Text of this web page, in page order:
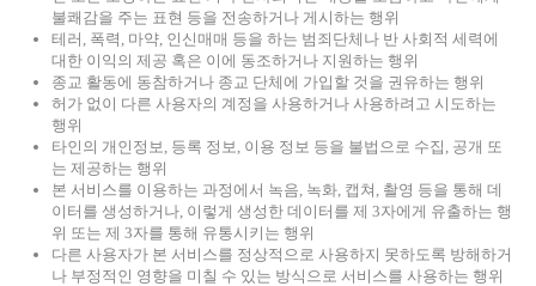
불쾌감을 주는 표현 등을 전송하거나 게시하는 행위
테러, 폭력, 마약, 인신매매 등을 하는 범죄단체나 반 사회적 세력에
대한 이익의 제공 혹은 이에 동조하거나 지원하는 행위
종교 활동에 동참하거나 종교 단체에 가입할 것을 권유하는 행위
허가 없이 다른 사용자의 계정을 사용하거나 사용하려고 시도하는
행위
타인의 개인정보, 등록 정보, 이용 정보 등을 불법으로 수집, 공개 또
는 제공하는 행위
본 서비스를 이용하는 과정에서 녹음, 녹화, 캡쳐, 촬영 등을 통해 데
이터를 생성하거나, 이렇게 생성한 데이터를 제 3자에게 유출하는 행
위 또는 제 3자를 통해 유통시키는 행위
다른 사용자가 본 서비스를 정상적으로 사용하지 못하도록 방해하거
나 부정적인 영향을 미칠 수 있는 방식으로 서비스를 사용하는 행위